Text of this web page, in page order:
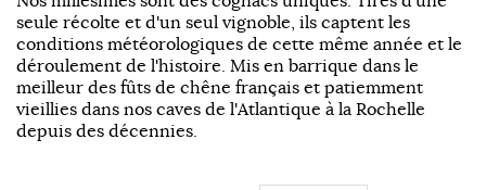
seule récolte et d'un seul vignoble, ils captent les
conditions météorologiques de cette même année et le
déroulement de l'histoire. Mis en barrique dans le
meilleur des fûts de chêne français et patiemment
vieillies dans nos caves de l'Atlantique à la Rochelle
depuis des décennies.